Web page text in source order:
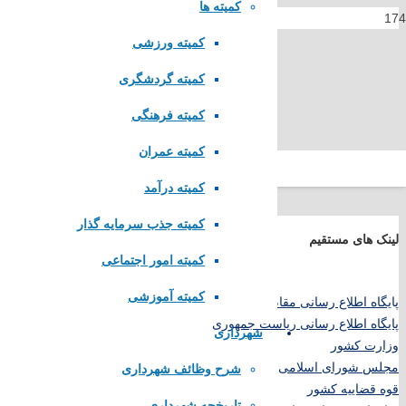
کمیته ها
کمیته ورزشی
کمیته گردشگری
کمیته فرهنگی
کمیته عمران
کمیته درآمد
کمیته جذب سرمایه گذار
کمیته امور اجتماعی
کمیته آموزشی
شهرداری
شرح وظائف شهرداری
لینک های مستقیم
پایگاه اطلاع رسانی مقام معظم رهبری
پایگاه اطلاع رسانی ریاست جمهوری
وزارت کشور
مجلس شورای اسلامی
قوه قضاییه کشور